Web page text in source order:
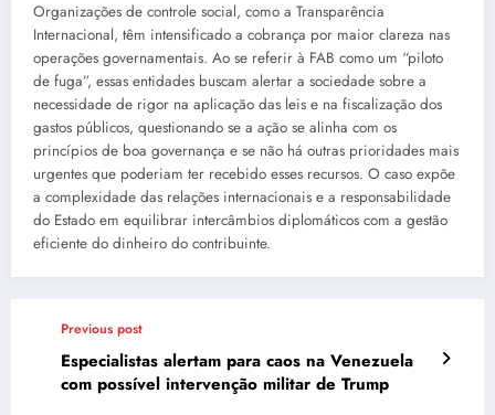
Organizações de controle social, como a Transparência
Internacional, têm intensificado a cobrança por maior clareza nas
operações governamentais. Ao se referir à FAB como um “piloto
de fuga”, essas entidades buscam alertar a sociedade sobre a
necessidade de rigor na aplicação das leis e na fiscalização dos
gastos públicos, questionando se a ação se alinha com os
princípios de boa governança e se não há outras prioridades mais
urgentes que poderiam ter recebido esses recursos. O caso expõe
a complexidade das relações internacionais e a responsabilidade
do Estado em equilibrar intercâmbios diplomáticos com a gestão
eficiente do dinheiro do contribuinte.
Previous post
Especialistas alertam para caos na Venezuela
com possível intervenção militar de Trump